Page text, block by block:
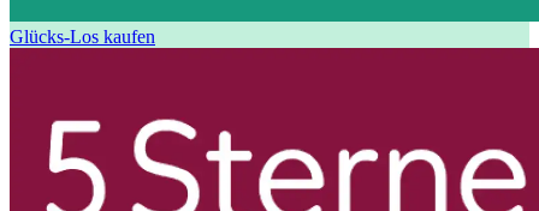
Glücks-Los kaufen